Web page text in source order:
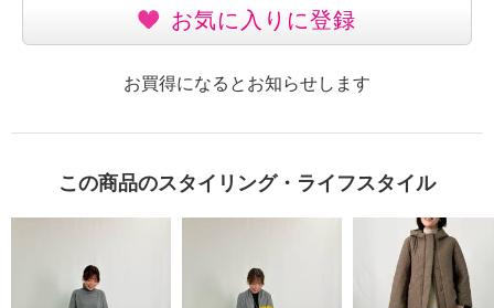
お気に入りに登録
お買得になるとお知らせします
この商品のスタイリング・ライフスタイル